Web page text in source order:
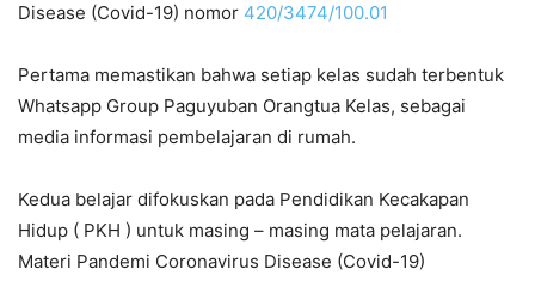
Disease (Covid-19) nomor 420/3474/100.01
Pertama memastikan bahwa setiap kelas sudah terbentuk
Whatsapp Group Paguyuban Orangtua Kelas, sebagai
media informasi pembelajaran di rumah.
Kedua belajar difokuskan pada Pendidikan Kecakapan
Hidup ( PKH ) untuk masing – masing mata pelajaran.
Materi Pandemi Coronavirus Disease (Covid-19)